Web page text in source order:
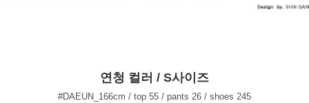
연청 컬러 / S사이즈
#DAEUN_166cm / top 55 / pants 26 / shoes 245